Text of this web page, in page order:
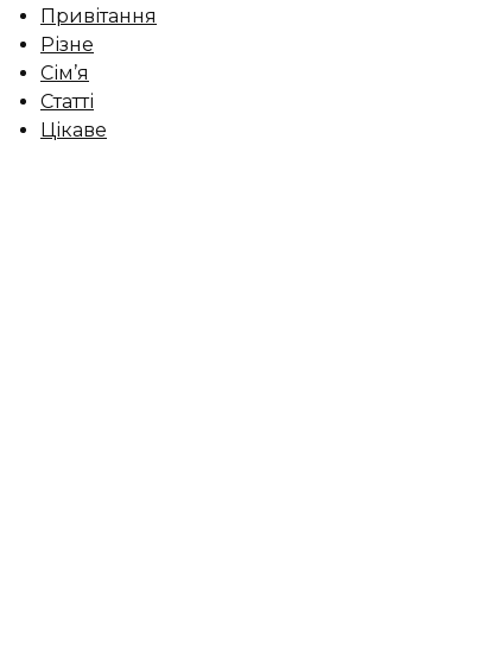
Привітання
Різне
Сім’я
Статті
Цікаве